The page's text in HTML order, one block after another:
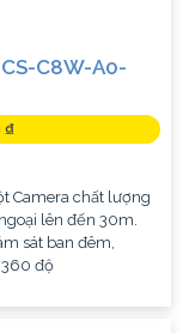
CS-C8W-A0-
₫
Camera chất lượng
lên đến 30m.
sát ban đêm,
360 độ